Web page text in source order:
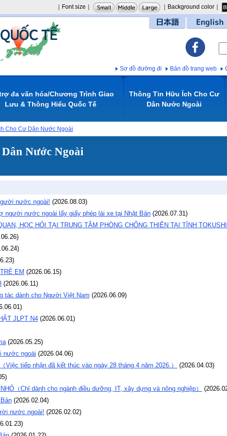
｜Font size｜
｜Background color｜
Sơ đồ đường đi Bản đồ trang web
đa văn hóa/Chương Trình Giao
Lưu & Thông Hiểu Quốc Tế
Thông Tin Hữu Ích Cho Cư
Dân Nước Ngoài
Cho Cư Dân Nước Ngoài
Nước Ngoài
nước ngoài! (2026.08.03)
người nước ngoài lấy giấy phép lái xe tại Nhật Bản (2026.07.31)
HỌC HỎI TẠI TRUNG TÂM PHÒNG CHỐNG THIÊN TAI TỈNH
)
)
)
EM (2026.06.15)
(2026.06.11)
tác dành cho Người Việt Nam (2026.06.09)
)
JLPT N4 (2026.06.01)
(2026.05.25)
nước ngoài (2026.04.06)
Việc tiếp nhận đã kết thúc vào ngày 28 tháng 4 năm 2026.）
(2026.04.03)
)
（Chỉ dành cho ngành điều dưỡng, IT, xây dựng và nông nghiệp）
(
(2026.02.04)
nước ngoài! (2026.02.02)
)